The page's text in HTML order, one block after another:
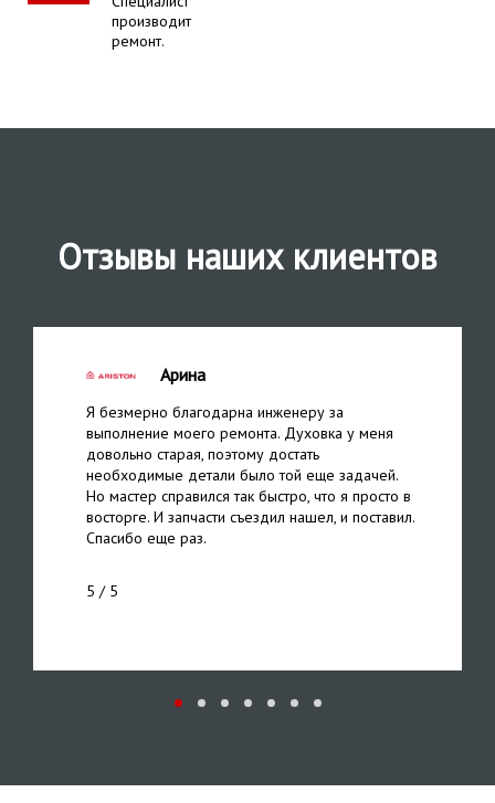
производит
ремонт.
Отзывы наших клиентов
Арина
Я безмерно благодарна инженеру за
выполнение моего ремонта. Духовка у меня
довольно старая, поэтому достать
необходимые детали было той еще задачей.
Но мастер справился так быстро, что я просто в
восторге. И запчасти съездил нашел, и поставил.
Спасибо еще раз.
5 / 5